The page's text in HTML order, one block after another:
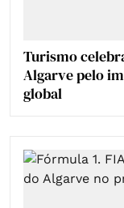
Turismo
Algarve pelo
global